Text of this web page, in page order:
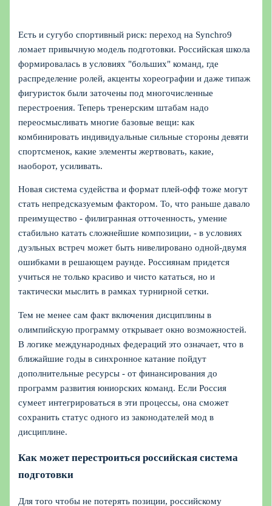
Есть и сугубо спортивный риск: переход на Synchro9
ломает привычную модель подготовки. Российская школа
формировалась в условиях "больших" команд, где
распределение ролей, акценты хореографии и даже типаж
фигуристок были заточены под многочисленные
перестроения. Теперь тренерским штабам надо
переосмысливать многие базовые вещи: как
комбинировать индивидуальные сильные стороны девяти
спортсменок, какие элементы жертвовать, какие,
наоборот, усиливать.
Новая система судейства и формат плей-офф тоже могут
стать непредсказуемым фактором. То, что раньше давало
преимущество - филигранная отточенность, умение
стабильно катать сложнейшие композиции, - в условиях
дуэльных встреч может быть нивелировано одной-двумя
ошибками в решающем раунде. Россиянам придется
учиться не только красиво и чисто кататься, но и
тактически мыслить в рамках турнирной сетки.
Тем не менее сам факт включения дисциплины в
олимпийскую программу открывает окно возможностей.
В логике международных федераций это означает, что в
ближайшие годы в синхронное катание пойдут
дополнительные ресурсы - от финансирования до
программ развития юниорских команд. Если Россия
сумеет интегрироваться в эти процессы, она сможет
сохранить статус одного из законодателей мод в
дисциплине.
Как может перестроиться российская система
подготовки
Для того чтобы не потерять позиции, российскому